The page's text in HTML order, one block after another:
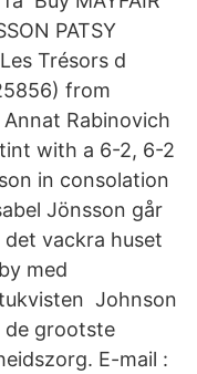
PATSY
Trésors d
from
Rabinovich
with a 6-2, 6-2
in consolation
Jönsson går
det vackra huset
med
Johnson
de grootste
E-mail :